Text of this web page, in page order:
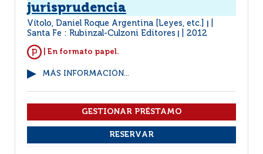
jurisprudencia
Vítolo, Daniel Roque Argentina [Leyes, etc.]
Santa Fe : Rubinzal-Culzoni Editores 2012
| En formato papel.
MÁS INFORMACIÓN...